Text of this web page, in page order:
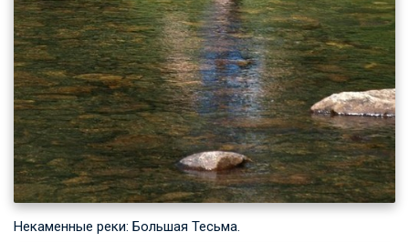
Некаменные реки: Большая Тесьма.